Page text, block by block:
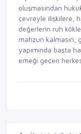
oluşmasından
çevreyle ilişkilere,
değerlerin ruh
mahzun kalmasın,
yapımında başta
emeği geçen